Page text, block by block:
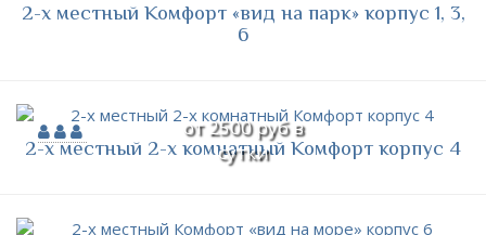
2-х местный Комфорт «вид на парк» корпус 1, 3,
6
от 2500 руб в
сутки
2-х местный 2-х комнатный Комфорт корпус 4